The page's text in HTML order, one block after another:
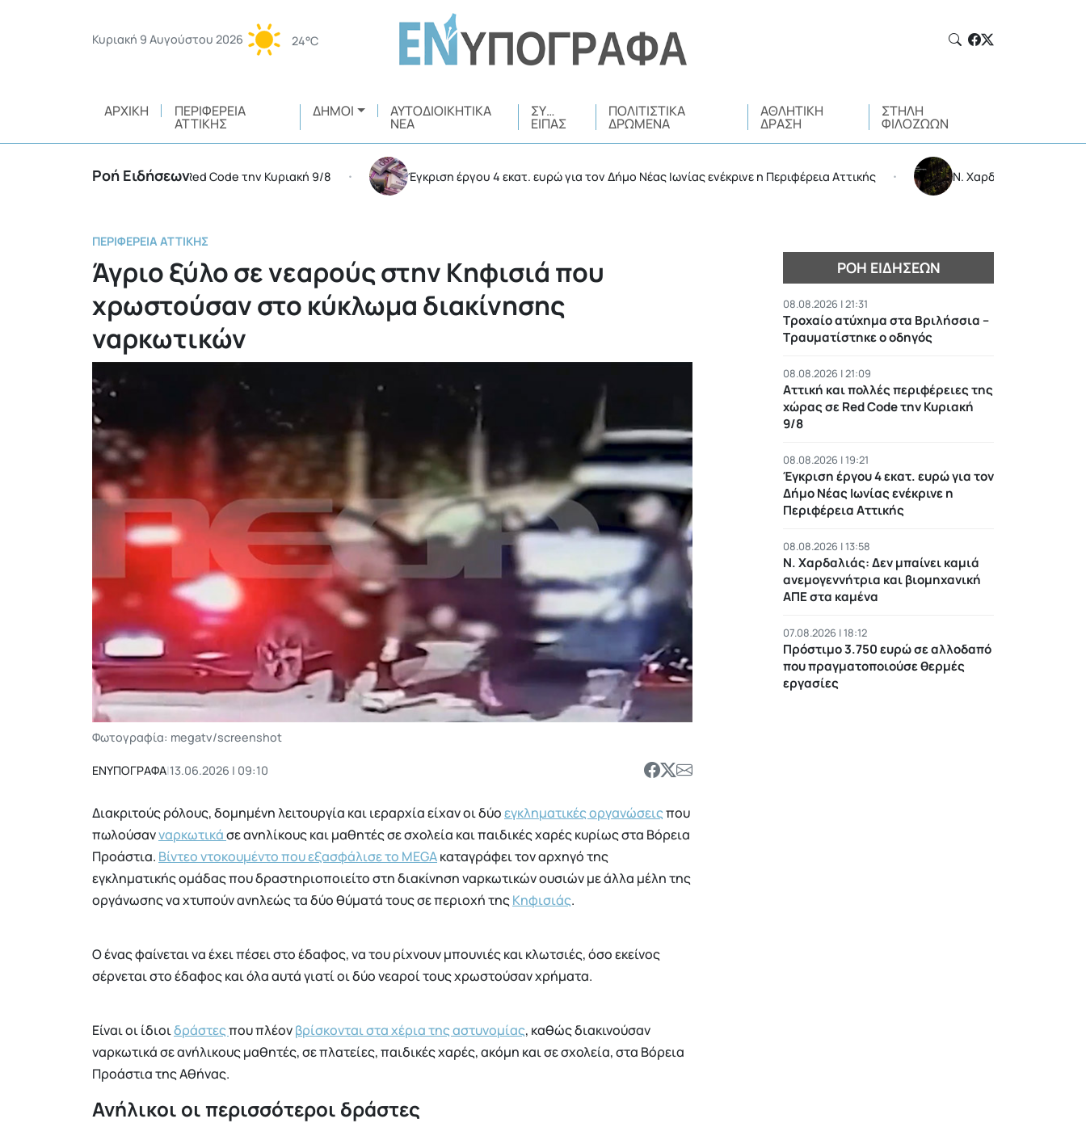
Κυριακή 9 Αυγούστου 2026 24°C
ΑΡΧΙΚΉ ΠΕΡΙΦΈΡΕΙΑ
ΑΤΤΙΚΉΣ
ΔΉΜΟΙ ΑΥΤΟΔΙΟΙΚΗΤΙΚΆ
ΝΈΑ
ΣΥ…
ΕΊΠΑΣ
ΠΟΛΙΤΙΣΤΙΚΆ
ΔΡΏΜΕΝΑ
ΑΘΛΗΤΙΚΉ
ΔΡΆΣΗ
ΣΤΉΛΗ
ΦΙΛΌΖΩΩΝ
Ροή Ειδήσεων
της χώρας σε Red Code την Κυριακή 9/8 • Έγκριση έργου 4 εκατ. ευρώ για τον Δήμο Νέας Ιωνίας ενέκρινε η Περιφέρεια Αττικής • Ν. Χαρδαλιάς: Δεν μπαίνει
ΠΕΡΙΦΈΡΕΙΑ ΑΤΤΙΚΉΣ
Άγριο ξύλο σε νεαρούς στην Κηφισιά που
χρωστούσαν στο κύκλωμα διακίνησης
ναρκωτικών
Φωτογραφία: megatv/screenshot
ΕΝΥΠΟΓΡΑΦΑ|13.06.2026 | 09:10
Διακριτούς ρόλους, δομημένη λειτουργία και ιεραρχία είχαν οι δύοεγκληματικές οργανώσειςπου
πωλούσανναρκωτικάσε ανηλίκους και μαθητές σε σχολεία και παιδικές χαρές κυρίως στα Βόρεια
Προάστια. Βίντεο ντοκουμέντο που εξασφάλισε το MEGAκαταγράφει τον αρχηγό της
εγκληματικής ομάδας που δραστηριοποιείτο στη διακίνηση ναρκωτικών ουσιών με άλλα μέλη της
οργάνωσης να χτυπούν ανηλεώς τα δύο θύματά τους σε περιοχή τηςΚηφισιάς.
Ο ένας φαίνεται να έχει πέσει στο έδαφος, να του ρίχνουν μπουνιές και κλωτσιές, όσο εκείνος
σέρνεται στο έδαφος και όλα αυτά γιατί οι δύο νεαροί τους χρωστούσαν χρήματα.
Είναι οι ίδιοιδράστεςπου πλέονβρίσκονται στα χέρια της αστυνομίας, καθώς διακινούσαν
ναρκωτικά σε ανήλικους μαθητές, σε πλατείες, παιδικές χαρές, ακόμη και σε σχολεία, στα Βόρεια
Προάστια της Αθήνας.
Ανήλικοι οι περισσότεροι δράστες
ΡΟΉ ΕΙΔΉΣΕΩΝ
08.08.2026 | 21:31
Τροχαίο ατύχημα στα Βριλήσσια –
Τραυματίστηκε ο οδηγός
08.08.2026 | 21:09
Αττική και πολλές περιφέρειες της
χώρας σε Red Code την Κυριακή
9/8
08.08.2026 | 19:21
Έγκριση έργου 4 εκατ. ευρώ για τον
Δήμο Νέας Ιωνίας ενέκρινε η
Περιφέρεια Αττικής
08.08.2026 | 13:58
Ν. Χαρδαλιάς: Δεν μπαίνει καμιά
ανεμογεννήτρια και βιομηχανική
ΑΠΕ στα καμένα
07.08.2026 | 18:12
Πρόστιμο 3.750 ευρώ σε αλλοδαπό
που πραγματοποιούσε θερμές
εργασίες